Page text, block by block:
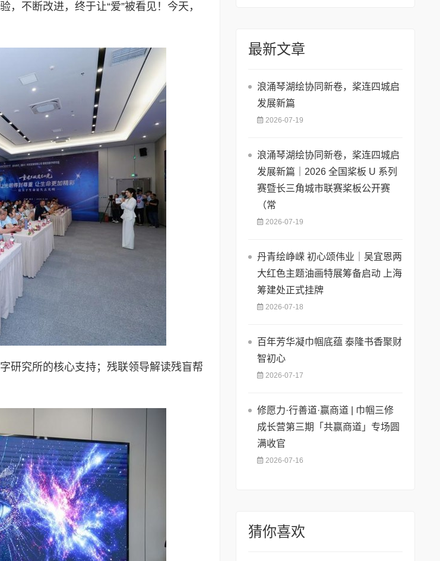
不断改进，终于让“爱”被看见！今天，
研究所的核心支持；残联领导解读残盲帮
最新文章
浪涌琴湖绘协同新卷，桨连四城启
发展新篇
2026-07-19
浪涌琴湖绘协同新卷，桨连四城启
发展新篇｜2026 全国桨板 U 系列
赛暨长三角城市联赛桨板公开赛
（常
2026-07-19
丹青绘峥嵘 初心颂伟业｜吴宜恩两
大红色主题油画特展筹备启动 上海
筹建处正式挂牌
2026-07-18
百年芳华凝巾帼底蕴 泰隆书香聚财
智初心
2026-07-17
修愿力·行善道·赢商道 | 巾帼三修
成长营第三期「共赢商道」专场圆
满收官
2026-07-16
猜你喜欢